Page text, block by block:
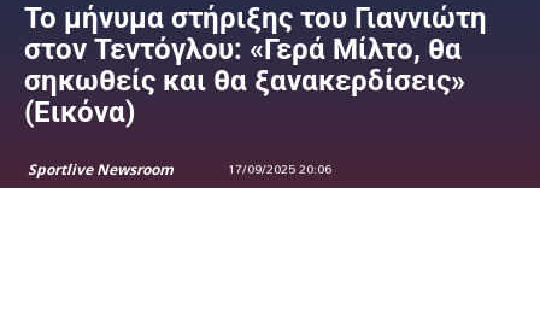
Το μήνυμα στήριξης του Γιαννιώτη
στον Τεντόγλου: «Γερά Μίλτο, θα
σηκωθείς και θα ξανακερδίσεις»
(Εικόνα)
Sportlive Newsroom 17/09/2025 20:06